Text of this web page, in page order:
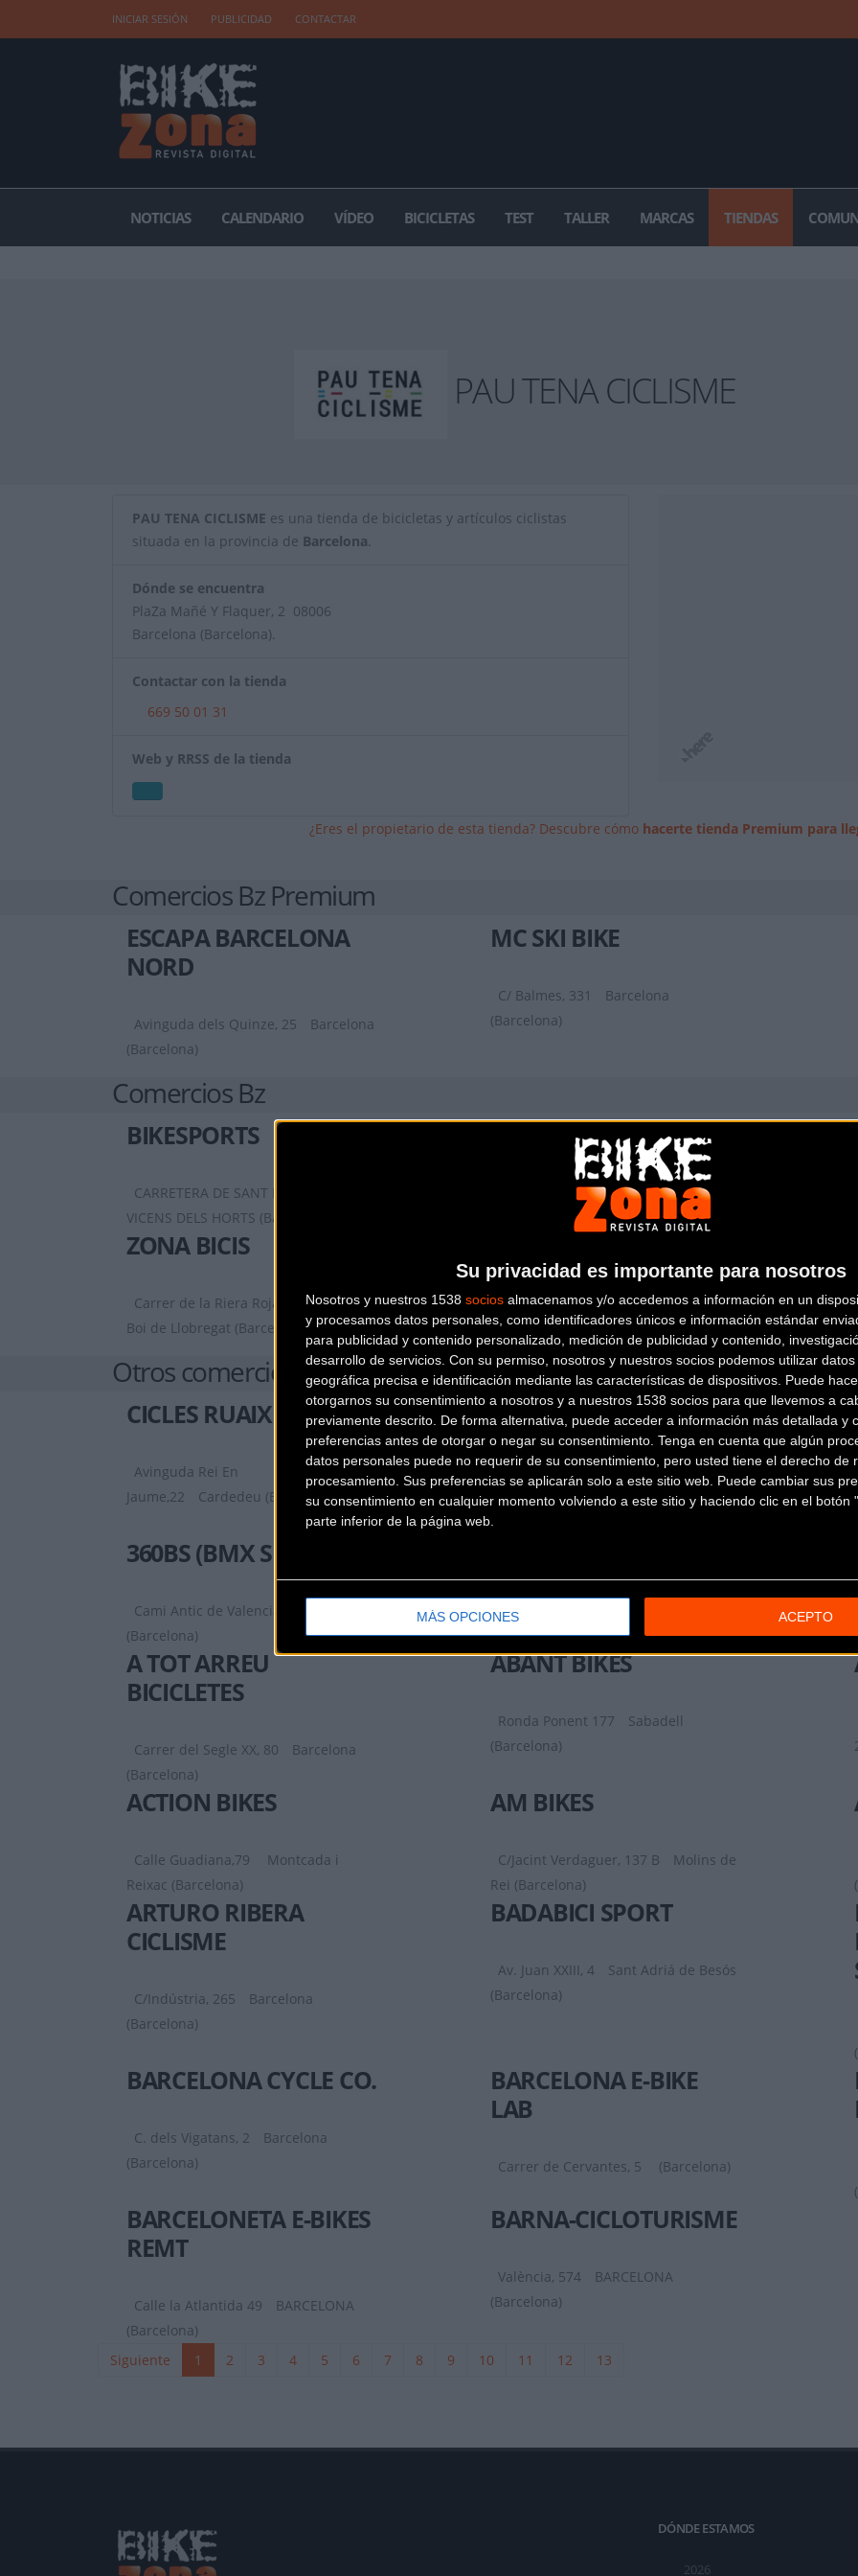
Su privacidad es importante para nosotros
Nosotros y nuestros 1538 socios almacenamos y/o accedemos a información en un
y procesamos datos personales, como identificadores únicos e información estándar
para publicidad y contenido personalizado, medición de publicidad y contenido,
desarrollo de servicios. Con su permiso, nosotros y nuestros socios podemos utilizar
geográfica precisa e identificación mediante las características de dispositivos. Puede
otorgarnos su consentimiento a nosotros y a nuestros 1538 socios para que llevemos a
previamente descrito. De forma alternativa, puede acceder a información más detallada y
preferencias antes de otorgar o negar su consentimiento. Tenga en cuenta que algún
datos personales puede no requerir de su consentimiento, pero usted tiene el derecho de
procesamiento. Sus preferencias se aplicarán solo a este sitio web. Puede cambiar sus
su consentimiento en cualquier momento volviendo a este sitio y haciendo clic en el botón
parte inferior de la página web.
MÁS OPCIONES ACEPTO
INICIAR SESIÓN PUBLICIDAD CONTACTAR
NOTICIAS CALENDARIO VÍDEO BICICLETAS TEST TALLER MARCAS TIENDAS
PAU TENA CICLISME
PAU TENA CICLISME es una tienda de bicicletas y artículos ciclistas
situada en la provincia de Barcelona.
Dónde se encuentra
PlaZa Mañé Y Flaquer, 2 08006
Barcelona (Barcelona).
Contactar con la tienda
669 50 01 31
Web y RRSS de la tienda
¿Eres el propietario de esta tienda? Descubre cómo hacerte tienda Premium para
Comercios Bz Premium
ESCAPA BARCELONA
NORD
Avinguda dels Quinze, 25
Barcelona
(Barcelona)
MC SKI BIKE
C/ Balmes, 331
Barcelona
(Barcelona)
Comercios Bz
BIKESPORTS
CARRETERA DE SANT BOI 90
VICENS DELS HORTS (Barcelona)
Gran Via de les Corts Catalanes, 452,
Barcelona (Barcelona)
ZONA BICIS
Carrer de la Riera Roja, 29 C
Sant
Boi de Llobregat (Barcelona)
Otros comercios
CICLES RUAIX
Avinguda Rei En
Jaume,22
Cardedeu (Barcelona)
LA GRUPETTA BH
CONCEPT STORE
C/ Doctor Aiguader 5
Barcelona
(Barcelona)
360BS (BMX SHOP)
Cami Antic de Valencia, 9
(Barcelona)
Carrer de Romaní, 61
(Barcelona)
A TOT ARREU
BICICLETES
Carrer del Segle XX, 80
Barcelona
(Barcelona)
ABANT BIKES
Ronda Ponent 177
Sabadell
(Barcelona)
ACTION BIKES
Calle Guadiana,79
Montcada i
Reixac (Barcelona)
AM BIKES
C/Jacint Verdaguer, 137 B
Molins de
Rei (Barcelona)
ARTURO RIBERA
CICLISME
C/Indústria, 265
Barcelona
(Barcelona)
BADABICI SPORT
Av. Juan XXIII, 4
Sant Adriá de Besós
(Barcelona)
BARCELONA CYCLE CO.
C. dels Vigatans, 2
Barcelona
(Barcelona)
BARCELONA E-BIKE
LAB
Carrer de Cervantes, 5 (Barcelona)
BARCELONETA E-BIKES
REMT
Calle la Atlantida 49
BARCELONA
(Barcelona)
BARNA-CICLOTURISME
València, 574
BARCELONA
(Barcelona)
Siguiente 1 2 3 4 5 6 7 8 9 10 11 12 13
DÓNDE ESTAMOS
2026